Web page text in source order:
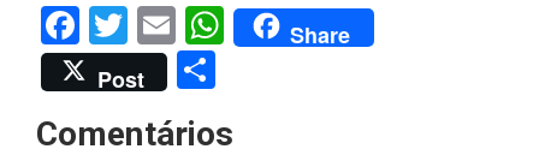
Facebook
Twitter
EmailWhatsApp
Share
Post
Comentários